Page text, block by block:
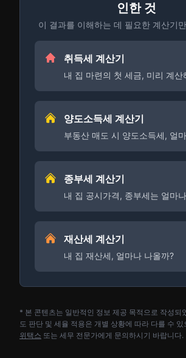
인한 것
이 결과를 이해하는 데 필요한 계산기
취득세 계산기
내 집 마련의 첫 세금, 미리 계산
양도소득세 계산기
부동산 매도 시 양도소득세, 얼
종부세 계산기
내 집 공시가격, 종부세는 얼마
재산세 계산기
내 집 재산세, 얼마나 나올까?
* 본 콘텐츠는 일반적인 정보 제공 목적으로 작성되
도 판단 및 세율 적용은 개별 상황에 따라 다를 수
위택스 또는 세무 전문가에게 문의하시기 바랍니다.